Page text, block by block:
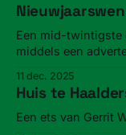
Een mid-twintigste
middels een
11 dec. 2025
Huis te
Een ets van Gerrit